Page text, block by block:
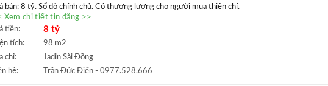
bán: 8 tỷ. Sổ đỏ chính chủ. Có thương lượng cho người mua thiện chí.
chung cư tòa G1 Jadin Sài Đồng,
ích an sinh đầy đủ, trường học song ngữ, chợ bán kính chỉ 200m. Rất phù hợp
định cư lâu dài hoặc cho thuê dòng tiền hàng tháng.
Liên hệ xem đấtGỌI NGAY
+TRẦN ĐỨC ĐIỂN:Chuyên bất động sản
Xem chi tiết tin đăng >>
tiền:
8 tỷ
tích:
98 m2
chỉ:
Jadin Sài Đồng
hệ:
Trần Đức Điển- 0977.528.666